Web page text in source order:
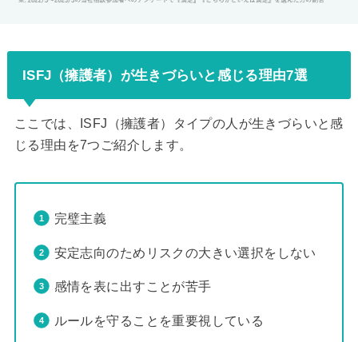
ISFJ（擁護者）が生きづらいと感じる理由7選
ここでは、ISFJ（擁護者）タイプの人が生きづらいと感
じる理由を7つご紹介します。
完璧主義
安定志向のためリスクの大きい選択をしない
感情を表に出すことが苦手
ルールを守ることを重要視している